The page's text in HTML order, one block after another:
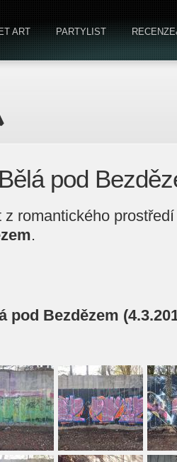
ART PARTYLIST
pod
z romantického
.
pod Bezdězem